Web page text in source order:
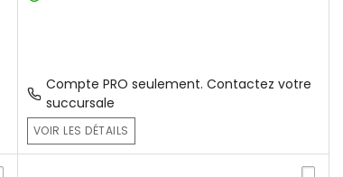
Compte PRO seulement. Contactez votre
succursale
VOIR LES DÉTAILS